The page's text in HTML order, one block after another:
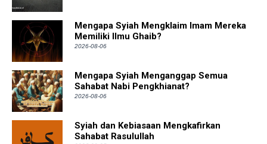
Mengapa Syiah Mengklaim Imam Mereka
Memiliki Ilmu Ghaib?
2026-08-06
Mengapa Syiah Menganggap Semua
Sahabat Nabi Pengkhianat?
2026-08-06
Syiah dan Kebiasaan Mengkafirkan
Sahabat Rasulullah